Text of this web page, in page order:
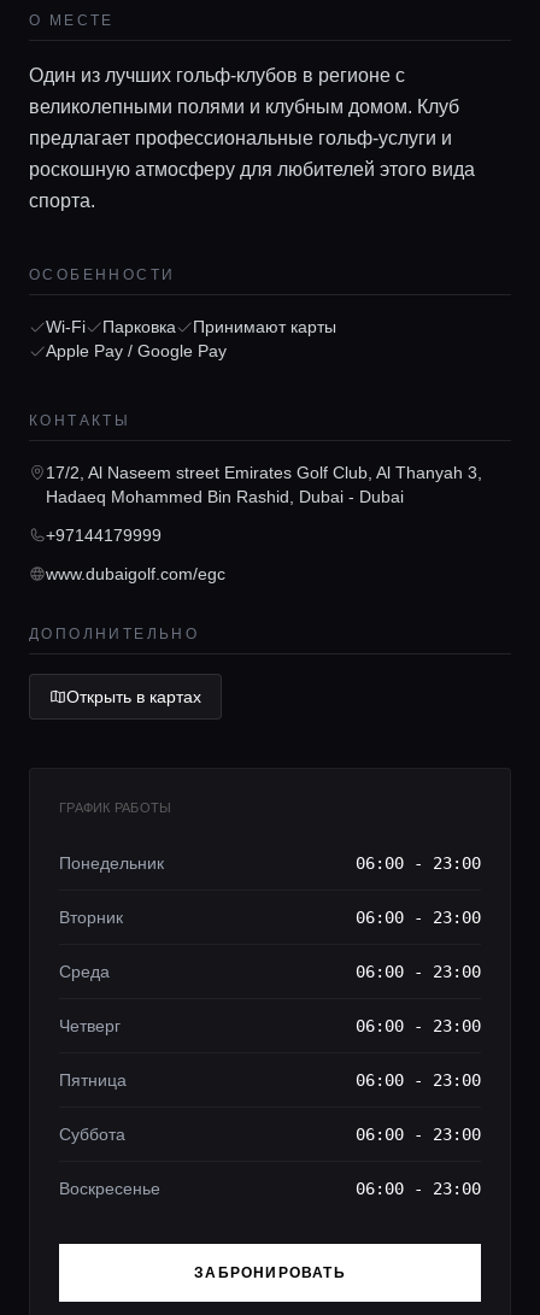
Локации
Гиды
Консьерж сервис
Lifestyle журнал
О МЕСТЕ
Один из лучших гольф-клубов в регионе с
великолепными полями и клубным домом. Клуб
предлагает профессиональные гольф-услуги и
роскошную атмосферу для любителей этого вида
спорта.
ОСОБЕННОСТИ
Wi-Fi Парковка
Принимают карты
Apple Pay / Google Pay
КОНТАКТЫ
17/2, Al Naseem street Emirates Golf Club, Al Thanyah 3,
Hadaeq Mohammed Bin Rashid, Dubai - Dubai
+97144179999
www.dubaigolf.com/egc
ДОПОЛНИТЕЛЬНО
Открыть в картах
ГРАФИК РАБОТЫ
Понедельник 06:00 - 23:00
Вторник 06:00 - 23:00
Среда 06:00 - 23:00
Четверг 06:00 - 23:00
Пятница 06:00 - 23:00
Суббота 06:00 - 23:00
Воскресенье 06:00 - 23:00
ЗАБРОНИРОВАТЬ